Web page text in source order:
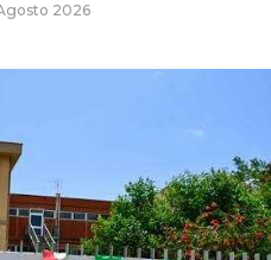
2026